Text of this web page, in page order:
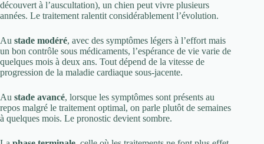
découvert à l’auscultation), un chien peut vivre plusieurs
années. Le traitement ralentit considérablement l’évolution.
Au stade modéré, avec des symptômes légers à l’effort mais
un bon contrôle sous médicaments, l’espérance de vie varie de
quelques mois à deux ans. Tout dépend de la vitesse de
progression de la maladie cardiaque sous-jacente.
Au stade avancé, lorsque les symptômes sont présents au
repos malgré le traitement optimal, on parle plutôt de semaines
à quelques mois. Le pronostic devient sombre.